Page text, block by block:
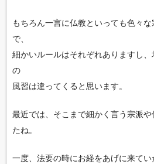
もちろん一言に仏教といっても色々
で、
細かいルールはそれぞれありますし
の
風習は違ってくると思います。
最近では、そこまで細かく言う宗派
たね。
一度、法要の時にお経をあげに来て